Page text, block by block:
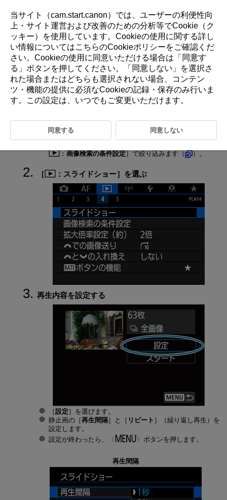
D095-128
スライドショー
カードに記録されている画像を自動で連続再生することができます。
再生する画像を指定する
カード内の全画像を再生するときは、手順2に進みます。
： 画像検索の条件設定 ］で絞り込みます（ ）。
［ ： スライドショー］を選ぶ
再生内容を設定する
［設定 ］を選びます。
静止画の［再生間隔］と［ リピート ］（繰り返し再生）を
設定します。
設定が終わったら、
ボタンを押します。
再生間隔
当サイト（cam.start.canon）では、ユーザーの利便性向
上・サイト運営および改善のための分析等でCookie（ク
ッキー）を使用しています。Cookieの使用に関する詳し
い情報についてはこちらのCookieポリシーをご確認くだ
さい。Cookieの使用に同意いただける場合は「 同意す
る 」ボタンを押してください。「 同意しない 」を選択さ
れた場合またはどちらも選択されない場合、コンテン
ツ・機能の提供に必須なCookieの記録・保存のみ行いま
す。この設定は、いつでもご変更いただけます。
同意する 同意しない